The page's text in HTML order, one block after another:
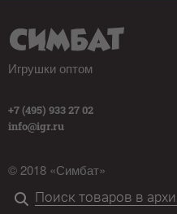
Игрушки оптом
+7 (495) 933 27 02
info@igr.ru
© 2018 «Симбат»